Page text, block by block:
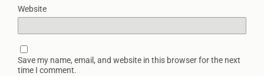
Website
Save my name, email, and website in this browser for the next
time I comment.